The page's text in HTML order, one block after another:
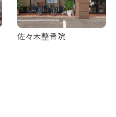
佐々木整骨院